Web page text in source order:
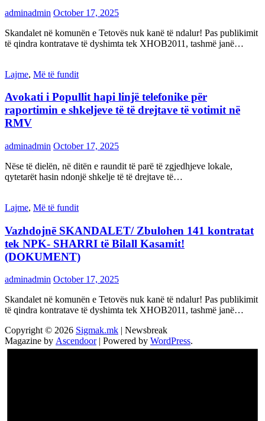
adminadmin October 17, 2025
Skandalet në komunën e Tetovës nuk kanë të ndalur! Pas publikimit
të qindra kontratave të dyshimta tek XHOB2011, tashmë janë…
Lajme, Më të fundit
Avokati i Popullit hapi linjë telefonike për
raportimin e shkeljeve të të drejtave të votimit në
RMV
adminadmin October 17, 2025
Nëse të dielën, në ditën e raundit të parë të zgjedhjeve lokale,
qytetarët hasin ndonjë shkelje të të drejtave të…
Lajme, Më të fundit
Vazhdojnē SKANDALET/ Zbulohen 141 kontratat
tek NPK- SHARRI të Bilall Kasamit!
(DOKUMENT)
adminadmin October 17, 2025
Skandalet në komunën e Tetovës nuk kanë të ndalur! Pas publikimit
të qindra kontratave të dyshimta tek XHOB2011, tashmë janë…
Copyright © 2026 Sigmak.mk | Newsbreak
Magazine by Ascendoor| Powered by WordPress.